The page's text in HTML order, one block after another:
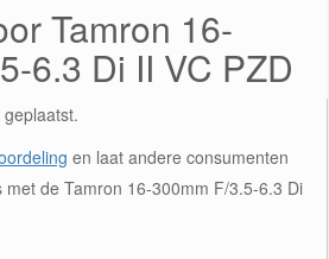
Tamron 16-
6.3 Di II VC PZD
en laat andere consumenten
de Tamron 16-300mm F/3.5-6.3 Di